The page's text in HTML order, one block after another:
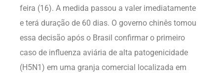
feira (16). A medida passou a valer imediatamente
e terá duração de 60 dias. O governo chinês tomou
essa decisão após o Brasil confirmar o primeiro
caso de influenza aviária de alta patogenicidade
(H5N1) em uma granja comercial localizada em